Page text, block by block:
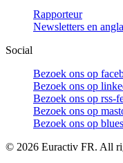
Rapporteur
Newsletters en
Social
Bezoek ons op
Bezoek ons op
Bezoek ons op rss-
Bezoek ons op
Bezoek ons op
© 2026 Euractiv FR. All